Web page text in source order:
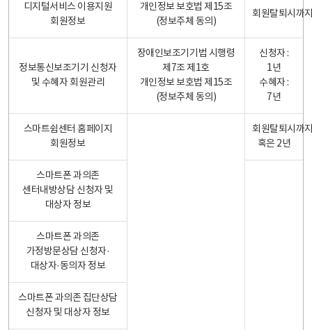
디지털서비스 이용지원
회원정보
개인정보 보호법 제15조
(정보주체 동의)
회원탈퇴시까
정보통신보조기기 신청자
및 수혜자 회원관리
장애인보조기기법 시행령
제7조 제1호
개인정보 보호법 제15조
(정보주체 동의)
신청자 :
1년
수혜자 :
7년
스마트쉼센터 홈페이지
회원정보
회원탈퇴시까
혹은 2년
스마트폰 과의존
센터내방상담 신청자 및
대상자 정보
스마트폰 과의존
가정방문상담 신청자·
대상자·동의자 정보
스마트폰 과의존 집단상담
신청자 및 대상자 정보